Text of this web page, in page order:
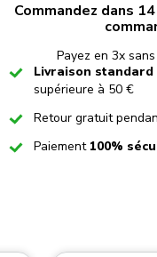
Commandez dans
Payez en 3x
CheckedLivraison
supérieure à 50 €
CheckedRetour gratuit
CheckedPaiement 100%